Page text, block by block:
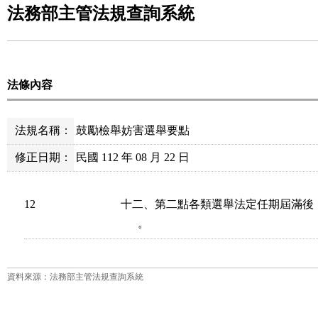
法務部主管法規查詢系統
法條內容
法規名稱： 鼓勵檢舉妨害選舉要點
修正日期： 民國 112 年 08 月 22 日
12
十二、第二點各類選舉法定任期屆滿
      。
資料來源：法務部主管法規查詢系統